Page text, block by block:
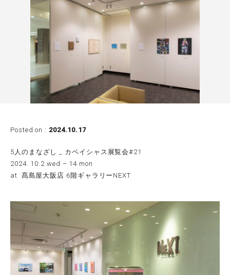
Posted on : 2024.10.17
5人のまなざし _ カペイシャス展覧会#21
2024. 10.2 wed – 14 mon
at 髙島屋大阪店 6階ギャラリーNEXT